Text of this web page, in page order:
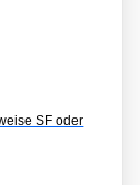
SF oder